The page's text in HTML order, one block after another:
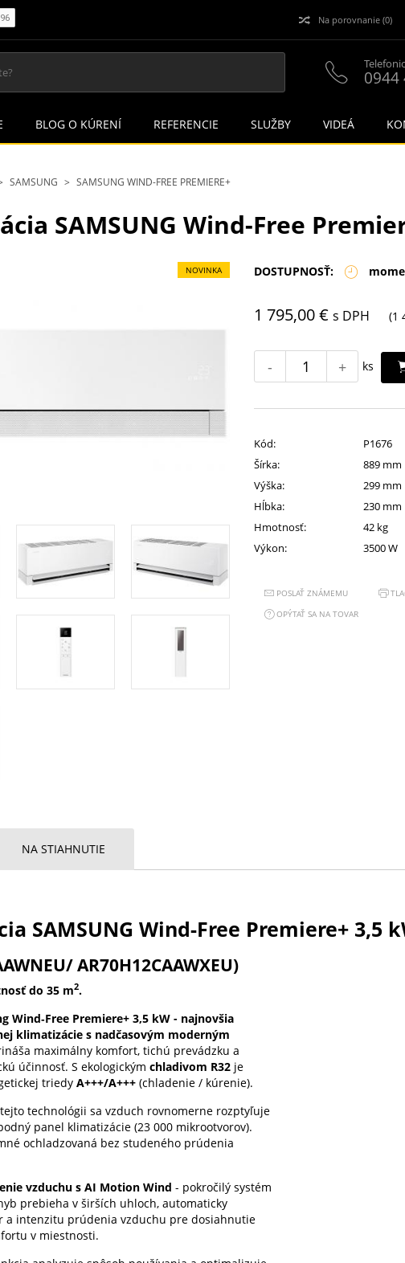
SAMSUNG SAMSUNG WIND-FREE PREMIERE+
SAMSUNG Wind-Free
NOVINKA DOSTUPNOSŤ:
1 795,00 €s DPH (1
- + ks
Kód:
P1676
Šírka:
889 mm
Výška:
299 mm
Hĺbka:
230 mm
Hmotnosť:
42 kg
Výkon:
3500 W
POSLAŤ ZNÁMEMU
OPÝTAŤ SA NA TOVAR
NA STIAHNUTIE
SAMSUNG Wind-Free Premiere+ 3,5
AR70H12CAAWXEU)
do 35 m2.
Wind‑Free Premiere+ 3,5 kW - najnovšia
klimatizácie s nadčasovým moderným
maximálny komfort, tichú prevádzku a
účinnosť. S ekologickým chladivom R32je
triedy A+++/A+++(chladenie / kúrenie).
technológii sa vzduch rovnomerne rozptyľuje
panel klimatizácie (23 000 mikrootvorov).
ochladzovaná bez studeného prúdenia
vzduchu s AI Motion Wind - pokročilý systém
prebieha v širších uhloch, automaticky
a intenzitu prúdenia vzduchu pre dosiahnutie
v miestnosti.
Na porovnanie (0)
0944
BLOG O KÚRENÍ REFERENCIE SLUŽBY VIDEÁ